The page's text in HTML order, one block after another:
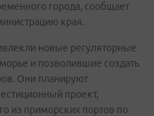
города, сообщает
края.
новые регуляторные
и позволившие создать
Они планируют
проект,
из приморских портов по